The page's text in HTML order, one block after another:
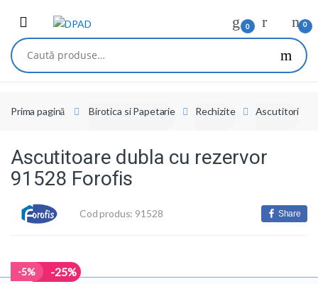
navigation
content
0 0
Caută
după:
Prima pagină Birotica si Papetarie Rechizite Ascutitori
Ascutitoare dubla cu rezervor
91528 Forofis
Cod produs: 91528 Share
-5% -25%